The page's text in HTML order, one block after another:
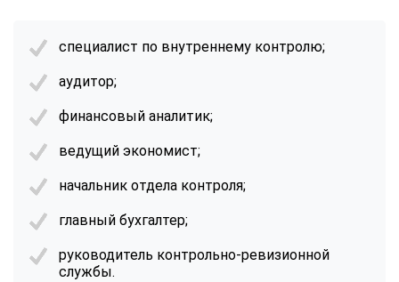
специалист по внутреннему контролю;
аудитор;
финансовый аналитик;
ведущий экономист;
начальник отдела контроля;
главный бухгалтер;
руководитель контрольно-ревизионной
службы.